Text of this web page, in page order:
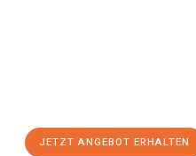
JETZT ANGEBOT ERHALTEN